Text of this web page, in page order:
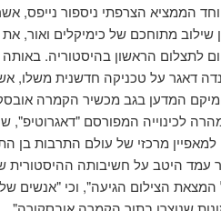
מתוחכם של כימיקלים ואור,
לתצלום הראשון בהיסטוריה.
דאגר על טכניקה חדשנית משלו,
המדען בגב מכשיר הקמרה
לכינוייה המפורסם "דאגרוטיפ",
מרכזי של עולם התרבות בן
עמד היטב על חשיבותה
הצילום הגיעה", וכי "אנשים